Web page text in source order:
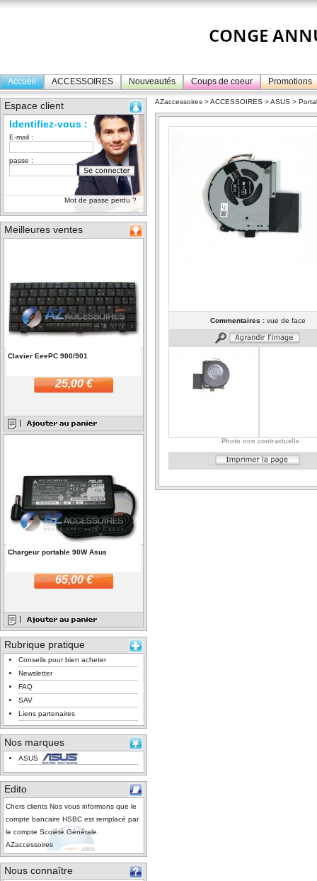
Accueil ACCESSOIRES Nouveautés Coups de coeur Promotions
Espace client
Identifiez-vous :
E-mail :
passe :
Mot de passe perdu ?
Meilleures ventes
Clavier EeePC 900/901
25,00 €
Chargeur portable 90W Asus
65,00 €
Rubrique pratique
Conseils pour bien acheter
Newsletter
FAQ
SAV
Liens partenaires
Nos marques
ASUS
Edito
Chers clients Nos vous informons que le
compte bancaire HSBC est remplacé par
le compte Scoiété Générale.
AZaccessoires
Nous connaître
AZaccessoires >ACCESSOIRES >ASUS >
Commentaires :vue de face
Photo non contractuelle